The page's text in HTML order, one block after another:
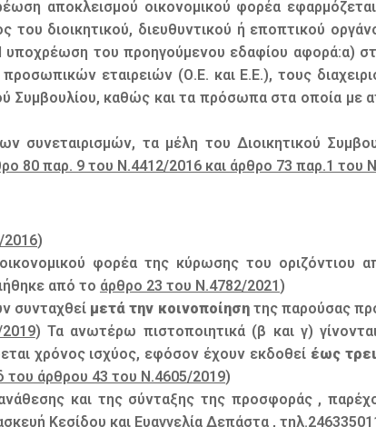
αποκλεισμού οικονομικού φορέα
του διοικητικού, διευθυντικού ή εποπτικού
του προηγούμενου εδαφίου αφορά:α)
εταιρειών (Ο.Ε. και Ε.Ε.), τους
Συμβουλίου, καθώς και τα πρόσωπα στα οποία με
συνεταιρισμών, τα μέλη του Διοικητικού
80 παρ. 9 του Ν.4412/2016 και άρθρο 73 παρ.1 του
2016)
φορέα της κύρωσης του οριζόντιου
από το άρθρο 23 του Ν.4782/2021)
συνταχθεί μετά την κοινοποίησητης παρούσας
) Τα ανωτέρω πιστοποιητικά (β και γ)
χρόνος ισχύος, εφόσον έχουν εκδοθεί έως
του άρθρου 43 του Ν.4605/2019)
και της σύνταξης της προσφοράς ,
Κεσίδου και Ευαγγελία Δεπάστα ,